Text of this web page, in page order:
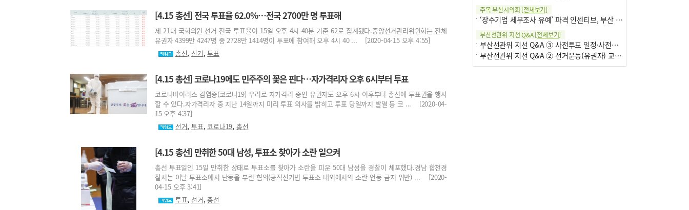
[4.15 총선] 전국 투표율 62.0%…전국 2700만 명 투표해
제 21대 국회의원 선거 전국 투표율이 15일 오후 4시 40분 기준 62로 집계됐다.중앙선거관리위원회는 전체
유권자 4399만 4247명 중 2728만 1414명이 투표에 참여해 오후 4시 40 ... [2020-04-15 오후 4:55]
총선, 선거,투표
[4.15 총선] 코로나19에도 민주주의 꽃은 핀다…자가격리자 오후 6시부터 투표
코로나바이러스 감염증(코로나19) 우려로 자가격리 중인 유권자도 오후 6시 이후부터 총선에 투표권을 행사
할 수 있다.자가격리자 중 지난 14일까지 미리 투표 의사를 밝히고 투표 당일까지 발열 등 코 ... [2020-04-
15 오후 4:37]
선거,투표,코로나19, 총선
[4.15 총선] 만취한 50대 남성, 투표소 찾아가 소란 일으켜
총선 투표일인 15일 만취한 상태로 투표소를 찾아가 소란을 피운 50대 남성을 경찰이 체포했다.경남 합천경
찰서는 이날 투표소에서 난동을 부린 혐의(공직선거법 투표소 내외에서의 소란 언동 금지 위반) ... [2020-
04-15 오후 3:41]
투표, 선거,총선
주목 부산시의회 [전체보기]
‘장수기업 세무조사 유예’ 파격 인센티브, 부산 유출 막을까
부산선관위 지선 Q&A[전체보기]
부산선관위 지선 Q&A ③ 사전투표 일정·사전투표함 보관
부산선관위 지선 Q&A ② 선거운동(유권자) 교육감투표용지